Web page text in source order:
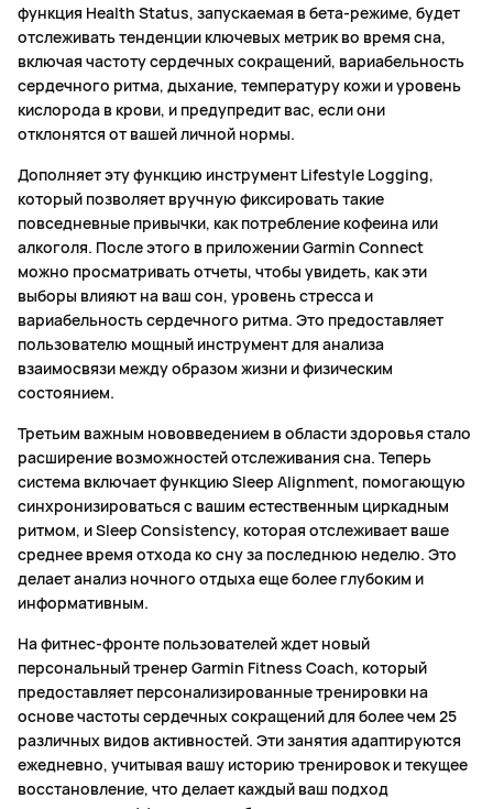
функция Health Status, запускаемая в бета-режиме, будет
отслеживать тенденции ключевых метрик во время сна,
включая частоту сердечных сокращений, вариабельность
сердечного ритма, дыхание, температуру кожи и уровень
кислорода в крови, и предупредит вас, если они
отклонятся от вашей личной нормы.
Дополняет эту функцию инструмент Lifestyle Logging,
который позволяет вручную фиксировать такие
повседневные привычки, как потребление кофеина или
алкоголя. После этого в приложении Garmin Connect
можно просматривать отчеты, чтобы увидеть, как эти
выборы влияют на ваш сон, уровень стресса и
вариабельность сердечного ритма. Это предоставляет
пользователю мощный инструмент для анализа
взаимосвязи между образом жизни и физическим
состоянием.
Третьим важным нововведением в области здоровья стало
расширение возможностей отслеживания сна. Теперь
система включает функцию Sleep Alignment, помогающую
синхронизироваться с вашим естественным циркадным
ритмом, и Sleep Consistency, которая отслеживает ваше
среднее время отхода ко сну за последнюю неделю. Это
делает анализ ночного отдыха еще более глубоким и
информативным.
На фитнес-фронте пользователей ждет новый
персональный тренер Garmin Fitness Coach, который
предоставляет персонализированные тренировки на
основе частоты сердечных сокращений для более чем 25
различных видов активностей. Эти занятия адаптируются
ежедневно, учитывая вашу историю тренировок и текущее
восстановление, что делает каждый ваш подход